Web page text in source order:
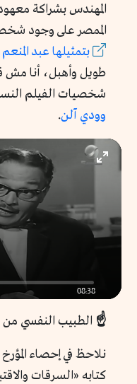
المهندس بشراكة
الممصرة على وجود
بتمثيلها عبد
طويل وأهبل، أنا مش
شخصيات الفيلم
وودي آلن.
08:38
Enter
☝️ الطبيب النفسي من
نلاحظ في إحصاء
كتابه «السرقات